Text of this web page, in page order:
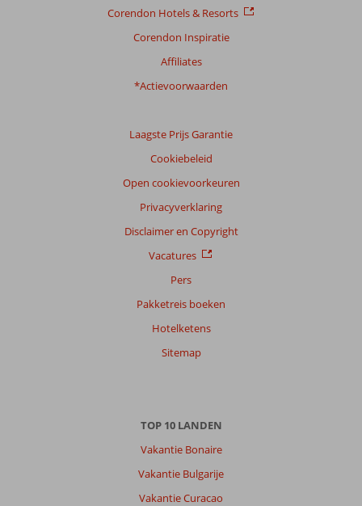
Corendon Hotels & Resorts
Corendon Inspiratie
Affiliates
*Actievoorwaarden
Laagste Prijs Garantie
Cookiebeleid
Open cookievoorkeuren
Privacyverklaring
Disclaimer en Copyright
Vacatures
Pers
Pakketreis boeken
Hotelketens
Sitemap
TOP 10 LANDEN
Vakantie Bonaire
Vakantie Bulgarije
Vakantie Curacao